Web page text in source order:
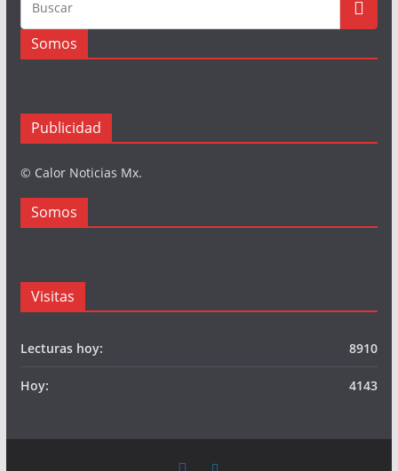
Somos
Publicidad
© Calor Noticias Mx.
Somos
Visitas
8910
Lecturas hoy:
4143
Hoy: